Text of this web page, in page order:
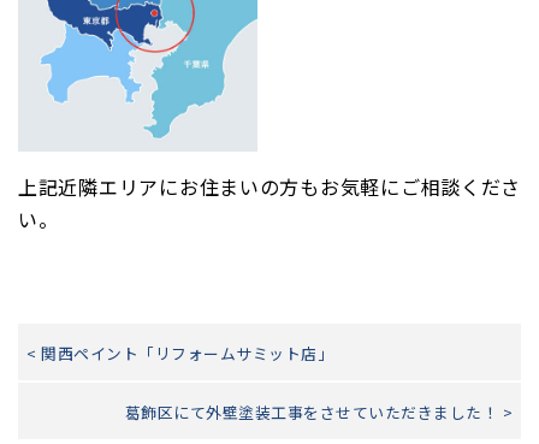
上記近隣エリアにお住まいの方もお気軽にご相談くださ
い。
< 関西ペイント「リフォームサミット店」
葛飾区にて外壁塗装工事をさせていただきました！ >